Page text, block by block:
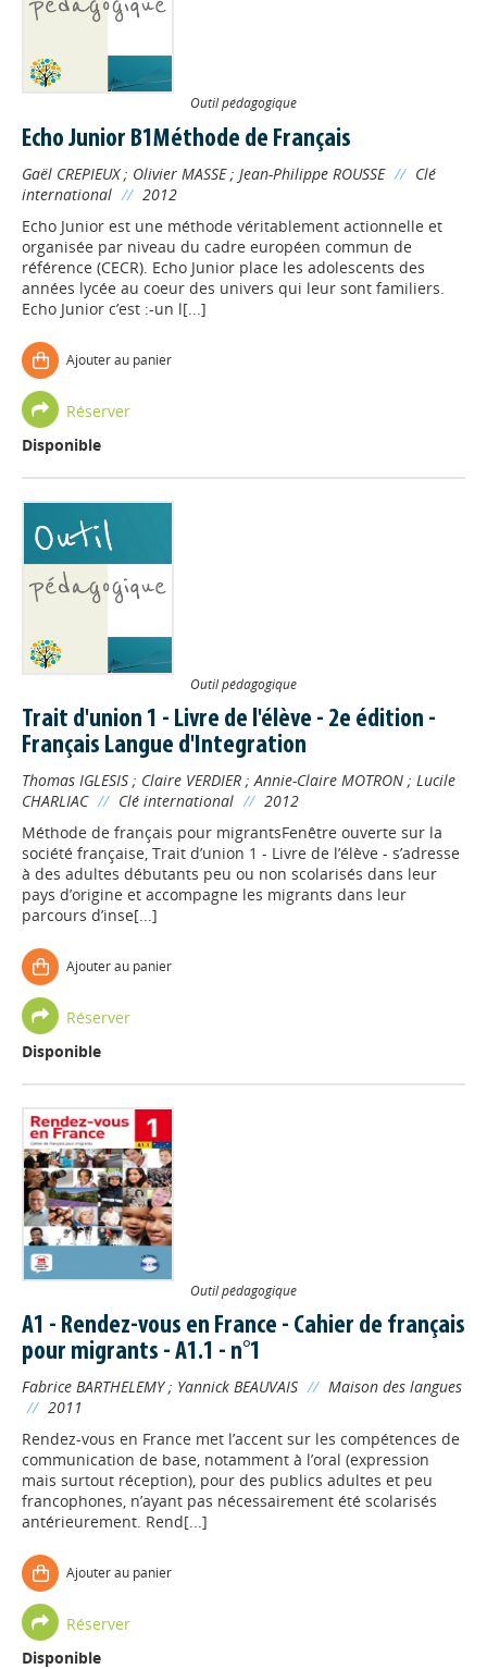
Outil pédagogique
Echo Junior B1Méthode de Français
Gaël CREPIEUX; Olivier MASSE; Jean-Philippe ROUSSE // Clé
international // 2012
Echo Junior est une méthode véritablement actionnelle et
organisée par niveau du cadre européen commun de
référence (CECR). Echo Junior place les adolescents des
années lycée au coeur des univers qui leur sont familiers.
Echo Junior c’est :-un l[...]
Ajouter au panier
Réserver
Disponible
Outil pédagogique
Trait d'union 1 - Livre de l'élève - 2e édition -
Français Langue d'Integration
Thomas IGLESIS ; Claire VERDIER ;Annie-Claire MOTRON ; Lucile
CHARLIAC // Clé international // 2012
Méthode de français pour migrantsFenêtre ouverte sur la
société française, Trait d’union 1 - Livre de l’élève - s’adresse
à des adultes débutants peu ou non scolarisés dans leur
pays d’origine et accompagne les migrants dans leur
parcours d’inse[...]
Ajouter au panier
Réserver
Disponible
Outil pédagogique
A1 - Rendez-vous en France - Cahier de français
pour migrants - A1.1 - n°1
Fabrice BARTHELEMY; Yannick BEAUVAIS // Maison des langues
// 2011
Rendez-vous en France met l’accent sur les compétences de
communication de base, notamment à l’oral (expression
mais surtout réception), pour des publics adultes et peu
francophones, n’ayant pas nécessairement été scolarisés
antérieurement. Rend[...]
Ajouter au panier
Réserver
Disponible